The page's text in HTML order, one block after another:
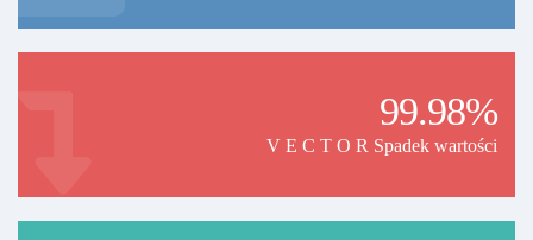
99.98%
V E C T O R Spadek wartości